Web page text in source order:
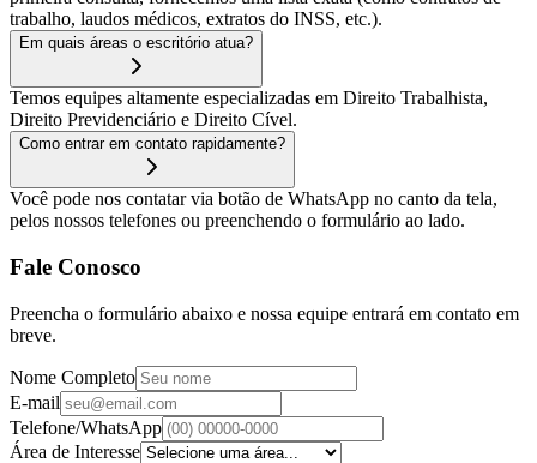
trabalho, laudos médicos, extratos do INSS, etc.).
Em quais áreas o escritório atua?
Temos equipes altamente especializadas em Direito Trabalhista,
Direito Previdenciário e Direito Cível.
Como entrar em contato rapidamente?
Você pode nos contatar via botão de WhatsApp no canto da tela,
pelos nossos telefones ou preenchendo o formulário ao lado.
Fale Conosco
Preencha o formulário abaixo e nossa equipe entrará em contato em
breve.
Nome Completo
E-mail
Telefone/WhatsApp
Área de Interesse